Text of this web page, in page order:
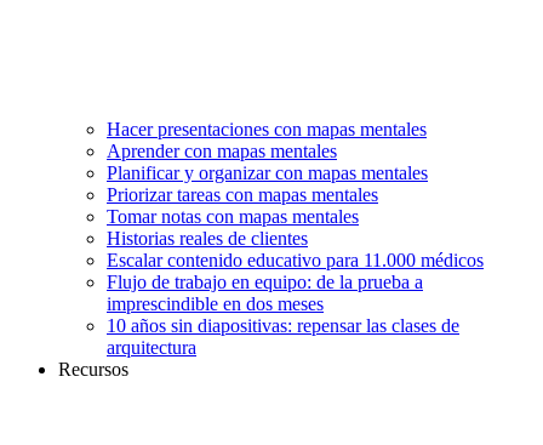
Hacer presentaciones con mapas mentales
Aprender con mapas mentales
Planificar y organizar con mapas mentales
Priorizar tareas con mapas mentales
Tomar notas con mapas mentales
Historias reales de clientes
Escalar contenido educativo para 11.000 médicos
Flujo de trabajo en equipo: de la prueba a
imprescindible en dos meses
10 años sin diapositivas: repensar las clases de
arquitectura
Recursos